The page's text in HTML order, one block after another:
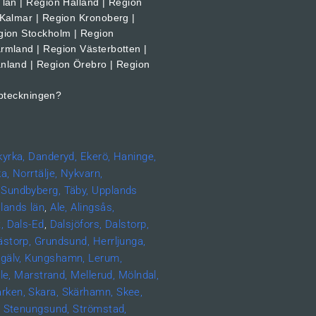
| Region Kronoberg |
Stockholm | Region
| Region Västerbotten |
| Region Örebro | Region
Danderyd, Ekerö, Haninge,
Norrtälje, Nykvarn,
Sundbyberg, Täby, Upplands
län,Ale, Alingsås,
Dals-Ed, Dalsjöfors, Dalstorp,
Grundsund, Herrljunga,
Kungshamn, Lerum,
Marstrand, Mellerud, Mölndal,
Skara, Skärhamn, Skee,
Stenungsund, Strömstad,